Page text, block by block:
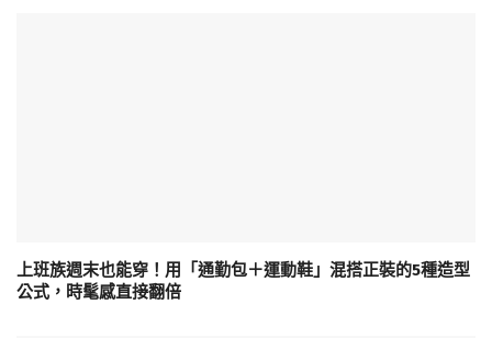
上班族週末也能穿！用「通勤包＋運動鞋」混搭正裝的5種造型
公式，時髦感直接翻倍